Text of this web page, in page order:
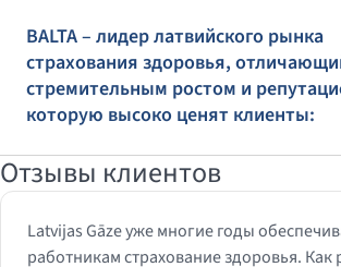
BALTA – лидер латвийского рынка
страхования здоровья,
стремительным ростом и
которую высоко ценят клиенты:
Отзывы клиентов
Latvijas Gāze уже многие годы
работникам страхование здоровья. Как